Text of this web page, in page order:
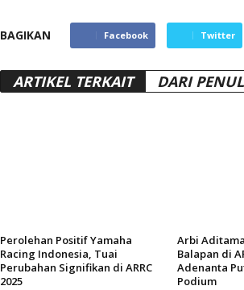
BAGIKAN Facebook Twitter
ARTIKEL TERKAIT DARI
Perolehan Positif Yamaha
Racing Indonesia, Tuai
Perubahan Signifikan di ARRC
2025
Arbi
Balapan di
Adenanta
Podium